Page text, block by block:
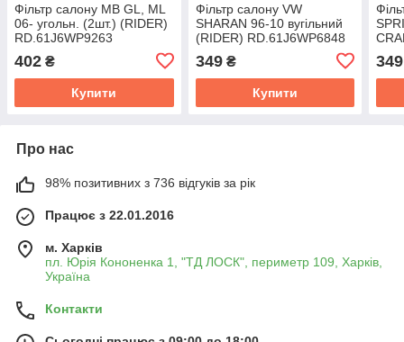
Фільтр салону MB GL, ML
06- угольн. (2шт.) (RIDER)
RD.61J6WP9263
402 ₴
Купити
Фільтр салону VW
SHARAN 96-10 вугільний
(RIDER) RD.61J6WP6848
349₴
Купити
349
Про нас
98% позитивних з 736 відгуків за рік
Працює з 22.01.2016
м. Харків
пл. Юрія Кононенка 1, "ТД ЛОСК", периметр 109, Харків,
Україна
Контакти